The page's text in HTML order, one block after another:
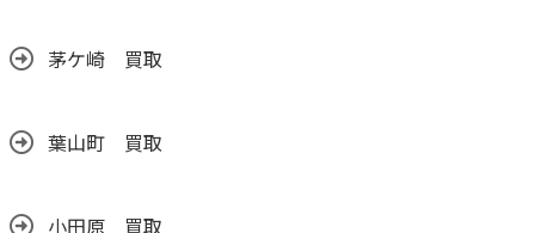
茅ケ崎 買取
葉山町 買取
小田原 買取